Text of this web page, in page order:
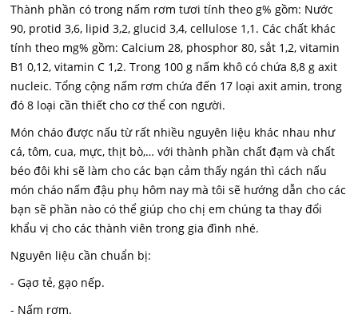
Thành phần có trong nấm rơm tươi tính theo g% gồm: Nước
90, protid 3,6, lipid 3,2, glucid 3,4, cellulose 1,1. Các chất khác
tính theo mg% gồm: Calcium 28, phosphor 80, sắt 1,2, vitamin
B1 0,12, vitamin C 1,2. Trong 100 g nấm khô có chứa 8,8 g axit
nucleic. Tổng cộng nấm rơm chứa đến 17 loại axit amin, trong
đó 8 loại cần thiết cho cơ thể con người.
Món cháo được nấu từ rất nhiều nguyên liệu khác nhau như
cá, tôm, cua, mực, thịt bò,… với thành phần chất đạm và chất
béo đôi khi sẽ làm cho các bạn cảm thấy ngán thì cách nấu
món cháo nấm đậu phụ hôm nay mà tôi sẽ hướng dẫn cho các
bạn sẽ phần nào có thể giúp cho chị em chúng ta thay đổi
khẩu vị cho các thành viên trong gia đình nhé.
Nguyên liệu cần chuẩn bị:
- Gạσ tẻ, gạo nếp.
- Nấm rơm.